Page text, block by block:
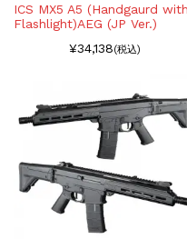
ICS MX5 A5 (Handgaurd with
Flashlight)AEG (JP Ver.)
¥34,138(税込)